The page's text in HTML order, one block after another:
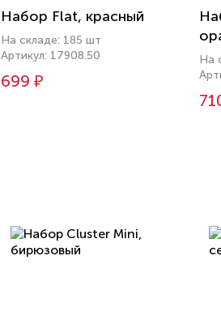
Набор Flat, красный
На складе: 185 шт
Артикул: 17908.50
699 ₽
На